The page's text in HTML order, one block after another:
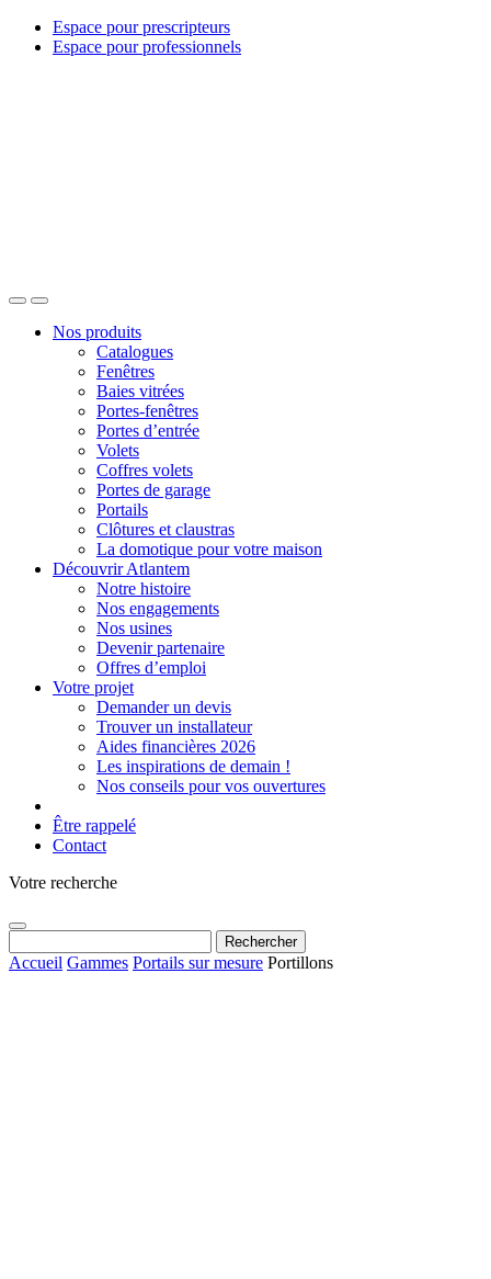
Espace pour prescripteurs
Espace pour professionnels
Nos produits
Catalogues
Fenêtres
Baies vitrées
Portes-fenêtres
Portes d’entrée
Volets
Coffres volets
Portes de garage
Portails
Clôtures et claustras
La domotique pour votre maison
Découvrir Atlantem
Notre histoire
Nos engagements
Nos usines
Devenir partenaire
Offres d’emploi
Votre projet
Demander un devis
Trouver un installateur
Aides financières 2026
Les inspirations de demain !
Nos conseils pour vos ouvertures
Être rappelé
Contact
Votre recherche
Accueil Gammes Portails sur mesure Portillons